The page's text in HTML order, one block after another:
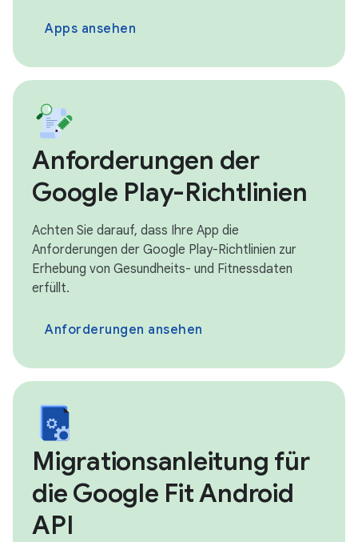
Apps ansehen
Anforderungen der
Google Play-Richtlinien
Achten Sie darauf, dass Ihre App die
Anforderungen der Google Play-Richtlinien zur
Erhebung von Gesundheits- und Fitnessdaten
erfüllt.
Anforderungen ansehen
Migrationsanleitung für
die Google Fit Android
API